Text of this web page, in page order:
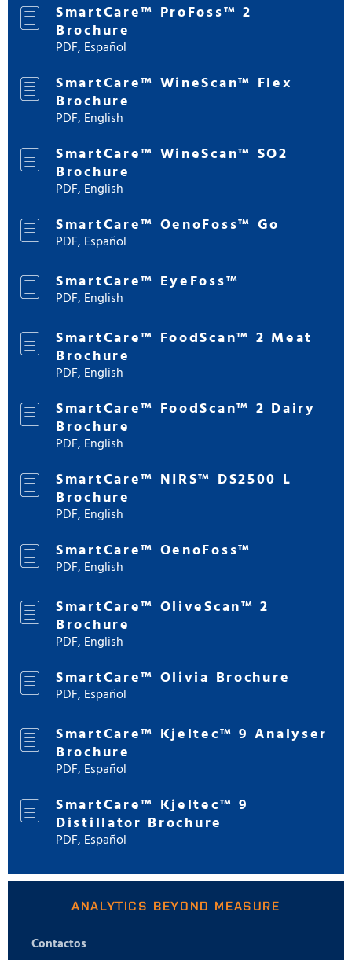
SmartCare™ ProFoss™ 2
Brochure
PDF, Español
SmartCare™ WineScan™ Flex
Brochure
PDF, English
SmartCare™ WineScan™ SO2
Brochure
PDF, English
SmartCare™ OenoFoss™ Go
PDF, Español
SmartCare™ EyeFoss™
PDF, English
SmartCare™ FoodScan™ 2 Meat
Brochure
PDF, English
SmartCare™ FoodScan™ 2 Dairy
Brochure
PDF, English
SmartCare™ NIRS™ DS2500 L
Brochure
PDF, English
SmartCare™ OenoFoss™
PDF, English
SmartCare™ OliveScan™ 2
Brochure
PDF, English
SmartCare™ Olivia Brochure
PDF, Español
SmartCare™ Kjeltec™ 9 Analyser
Brochure
PDF, Español
SmartCare™ Kjeltec™ 9
Distillator Brochure
PDF, Español
ANALYTICS BEYOND MEASURE
Contactos